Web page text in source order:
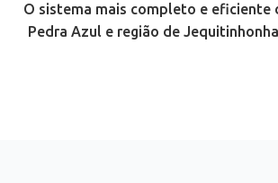
O sistema mais completo e eficiente
Pedra Azul e região de